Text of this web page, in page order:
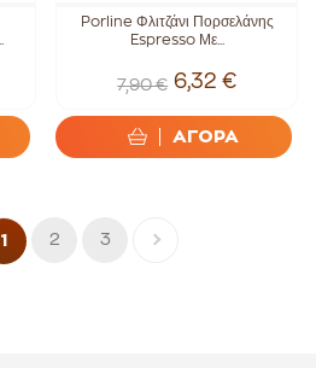
Porline Φλιτζάνι Πορσελάνης
Espresso Με...
7,90 € 6,32 €
ΑΓΟΡΑ
1 2 3